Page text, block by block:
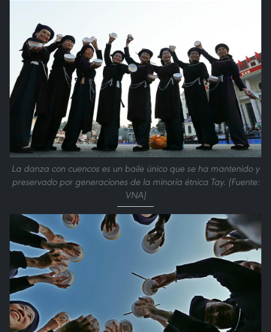
La danza con cuencos es un baile único que se ha mantenido y
preservado por generaciones de la minoría étnica Tay. (Fuente:
VNA)